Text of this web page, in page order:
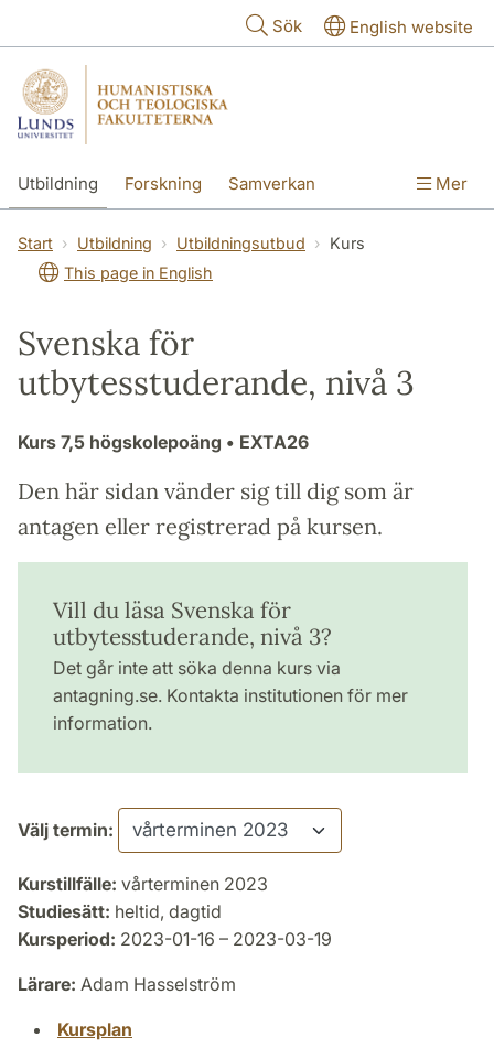
Sök English website
Utbildning Forskning Samverkan Mer
Start Utbildning Utbildningsutbud
Kurs
This page in English
Svenska för
utbytesstuderande, nivå 3
Kurs 7,5 högskolepoäng • EXTA26
Den här sidan vänder sig till dig som är
antagen eller registrerad på kursen.
Vill du läsa Svenska för
utbytesstuderande, nivå 3?
Det går inte att söka denna kurs via
antagning.se. Kontakta institutionen för mer
information.
Välj termin:
Kurstillfälle: vårterminen 2023
Studiesätt: heltid, dagtid
Kursperiod: 2023-01-16 – 2023-03-19
Lärare: Adam Hasselström
Kursplan